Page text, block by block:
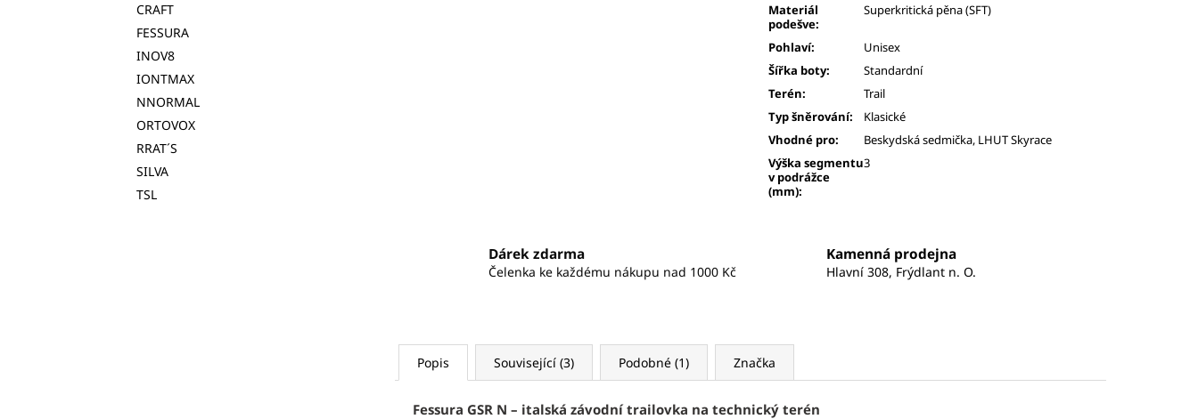
CRAFT
FESSURA
INOV8
IONTMAX
NNORMAL
ORTOVOX
RRAT´S
SILVA
TSL
Materiál
podešve:
Superkritická pěna (SFT)
Pohlaví:
Unisex
Šířka boty:
Standardní
Terén:
Trail
Typ šněrování:
Klasické
Vhodné pro:
Beskydská sedmička, LHUT Skyrace
Výška segmentu
v podrážce
(mm):
3
Dárek zdarma
Čelenka ke každému nákupu nad 1000 Kč
Kamenná prodejna
Hlavní 308, Frýdlant n. O.
Popis Související (3) Podobné (1) Značka
Fessura GSR N – italská závodní trailovka na technický terén